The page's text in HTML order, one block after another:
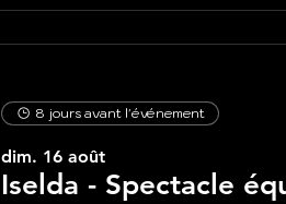
8 jours avant l'événement
dim. 16 août
Iselda - Spectacle